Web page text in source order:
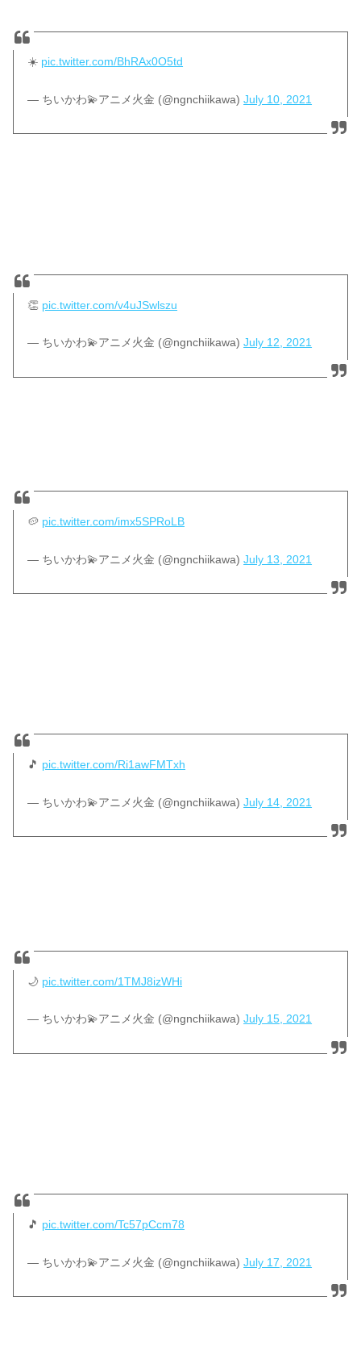
☀️ pic.twitter.com/BhRAx0O5td
— ちいかわ💫アニメ火金 (@ngnchiikawa)July 10, 2021
👏 pic.twitter.com/v4uJSwlszu
— ちいかわ💫アニメ火金 (@ngnchiikawa)July 12, 2021
🥔 pic.twitter.com/imx5SPRoLB
— ちいかわ💫アニメ火金 (@ngnchiikawa)July 13, 2021
🎵 pic.twitter.com/Ri1awFMTxh
— ちいかわ💫アニメ火金 (@ngnchiikawa)July 14, 2021
🌙 pic.twitter.com/1TMJ8izWHi
— ちいかわ💫アニメ火金 (@ngnchiikawa)July 15, 2021
🎵 pic.twitter.com/Tc57pCcm78
— ちいかわ💫アニメ火金 (@ngnchiikawa)July 17, 2021